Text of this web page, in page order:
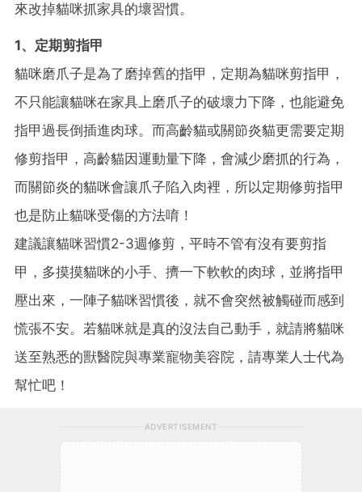
來改掉貓咪抓家具的壞習慣。
1、定期剪指甲
貓咪磨爪子是為了磨掉舊的指甲，定期為貓咪剪指甲，
不只能讓貓咪在家具上磨爪子的破壞力下降，也能避免
指甲過長倒插進肉球。而高齡貓或關節炎貓更需要定期
修剪指甲，高齡貓因運動量下降，會減少磨抓的行為，
而關節炎的貓咪會讓爪子陷入肉裡，所以定期修剪指甲
也是防止貓咪受傷的方法唷！
建議讓貓咪習慣2-3週修剪，平時不管有沒有要剪指
甲，多摸摸貓咪的小手、擠一下軟軟的肉球，並將指甲
壓出來，一陣子貓咪習慣後，就不會突然被觸碰而感到
慌張不安。若貓咪就是真的沒法自己動手，就請將貓咪
送至熟悉的獸醫院與專業寵物美容院，請專業人士代為
幫忙吧！
ADVERTISEMENT